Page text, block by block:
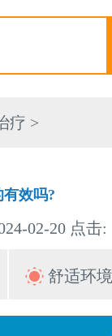
疗 >
效吗?
02-20 点击:
舒适环境